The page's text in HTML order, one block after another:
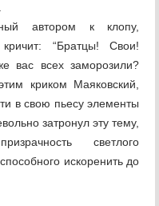
автором к клопу,
“Братцы! Свои!
вас всех заморозили?
криком Маяковский,
в свою пьесу элементы
затронул эту тему,
светлого
искоренить до